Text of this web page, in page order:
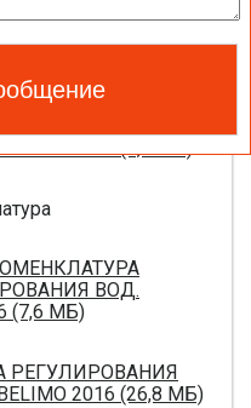
ДЛЯ
BELIMO 2016 (18,2
2015 (0,8 МБ)
ВОД.
(7,6 МБ)
РЕГУЛИРОВАНИЯ
2016 (26,8 МБ)